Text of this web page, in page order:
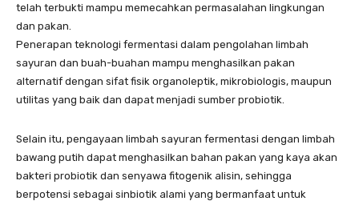
telah terbukti mampu memecahkan permasalahan lingkungan
dan pakan.
Penerapan teknologi fermentasi dalam pengolahan limbah
sayuran dan buah-buahan mampu menghasilkan pakan
alternatif dengan sifat fisik organoleptik, mikrobiologis, maupun
utilitas yang baik dan dapat menjadi sumber probiotik.
Selain itu, pengayaan limbah sayuran fermentasi dengan limbah
bawang putih dapat menghasilkan bahan pakan yang kaya akan
bakteri probiotik dan senyawa fitogenik alisin, sehingga
berpotensi sebagai sinbiotik alami yang bermanfaat untuk